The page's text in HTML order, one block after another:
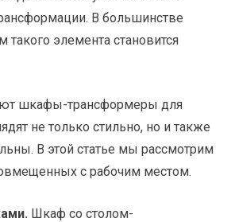
В большинстве
такого элемента становится
шкафы-трансформеры для
не только стильно, но и также
В этой статье мы рассмотрим
с рабочим местом.
Шкаф со столом-